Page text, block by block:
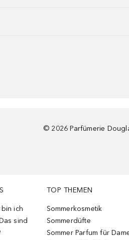
© 2026 Parfümerie
ich
sind
TOP THEMEN
Sommerkosmetik
Sommerdüfte
Sommer Parfum für